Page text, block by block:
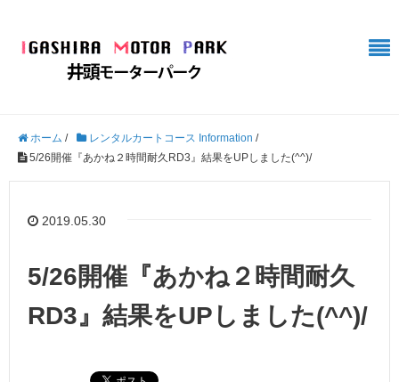
ホーム / レンタルカートコース Information /
5/26開催『あかね２時間耐久RD3』結果をUPしました(^^)/
2019.05.30
5/26開催『あかね２時間耐久
RD3』結果をUPしました(^^)/